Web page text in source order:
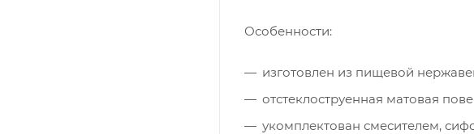
Особенности:
изготовлен из пищевой
отстеклоструенная матовая
укомплектован смесителем,